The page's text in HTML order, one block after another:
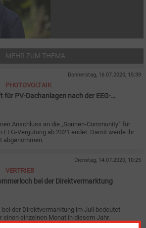
MEHR ZUM THEMA
Donnerstag, 16.07.2020, 15:39
PHOTOVOLTAIK
für PV-Dachanlagen nach der EEG-
Anschluss an die „Sonnen-Community“ für
EEG-Vergütung ab 2021 endet. Damit werde ihr
abgenommen.
Dienstag, 14.07.2020, 10:25
VERTRIEB
bei der Direktvermarktung
der Direktvermarktung im Juli bedeutet
einen einzelnen Monat in diesem Jahr.